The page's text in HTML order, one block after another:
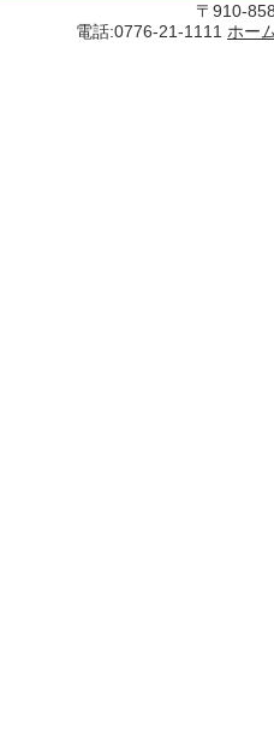
〒910-
電話:0776-21-1111 ホー